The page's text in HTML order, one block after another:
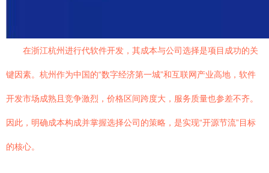
在浙江杭州进行代软件开发，其成本与公司选择是项目成功的关
键因素。杭州作为中国的“数字经济第一城”和互联网产业高地，软件
开发市场成熟且竞争激烈，价格区间跨度大，服务质量也参差不齐。
因此，明确成本构成并掌握选择公司的策略，是实现“开源节流”目标
的核心。